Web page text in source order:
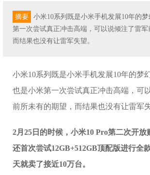
摘要
小米10系列既是小米手机发展10年的
第一次尝试真正冲击高端，可以说倾注了雷军
而结果也没有让雷军失望。
小米10系列既是小米手机发展10年的梦
也是小米第一次尝试真正冲击高端，可
前所未有的期望，而结果也没有让雷军失
2月25日的时候，小米10 Pro第二次开放
还首次尝试12GB+512GB顶配版进行全
天就卖了接近10万台。